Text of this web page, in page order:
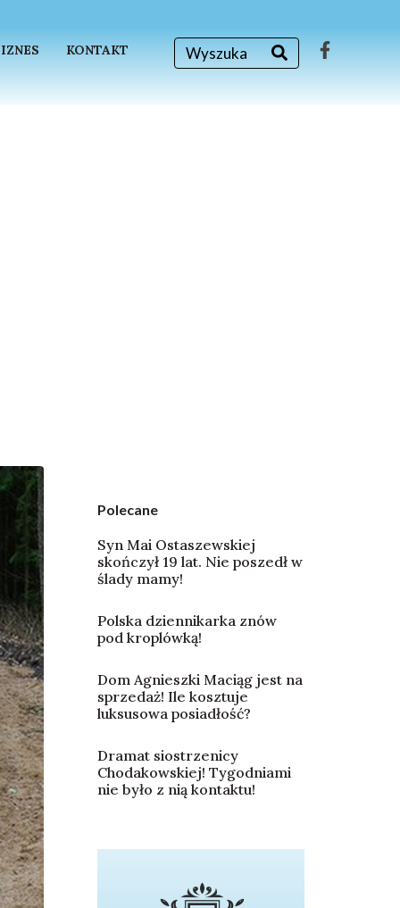
KONTAKT
Polecane
Syn Mai Ostaszewskiej
skończył 19 lat. Nie poszedł w
ślady mamy!
Polska dziennikarka znów
pod kroplówką!
Dom Agnieszki Maciąg jest na
sprzedaż! Ile kosztuje
luksusowa posiadłość?
Dramat siostrzenicy
Chodakowskiej! Tygodniami
nie było z nią kontaktu!